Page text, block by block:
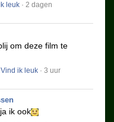
leuk · 2 dagen
om deze film te
Vind ik leuk · 3 uur
ja ik ook